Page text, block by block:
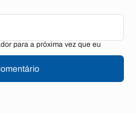
para a próxima vez que eu